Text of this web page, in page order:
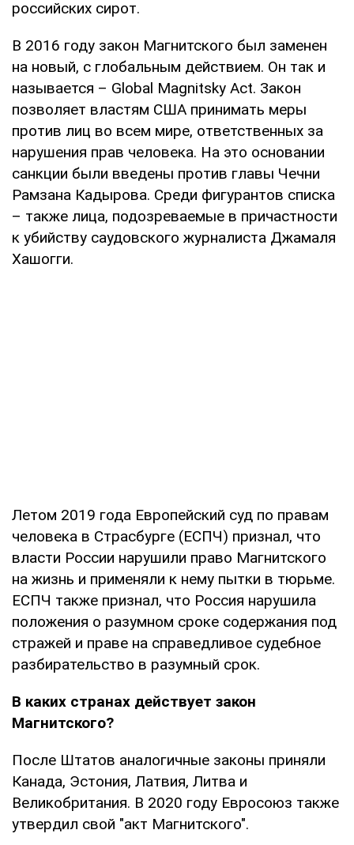
российских сирот.
В 2016 году закон Магнитского был заменен
на новый, с глобальным действием. Он так и
называется – Global Magnitsky Act. Закон
позволяет властям США принимать меры
против лиц во всем мире, ответственных за
нарушения прав человека. На это основании
санкции были введены против главы Чечни
Рамзана Кадырова. Среди фигурантов списка
– также лица, подозреваемые в причастности
к убийству саудовского журналиста Джамаля
Хашогги.
Летом 2019 года Европейский суд по правам
человека в Страсбурге (ЕСПЧ) признал, что
власти России нарушили право Магнитского
на жизнь и применяли к нему пытки в тюрьме.
ЕСПЧ также признал, что Россия нарушила
положения о разумном сроке содержания под
стражей и праве на справедливое судебное
разбирательство в разумный срок.
В каких странах действует закон
Магнитского?
После Штатов аналогичные законы приняли
Канада, Эстония, Латвия, Литва и
Великобритания. В 2020 году Евросоюз также
утвердил свой "акт Магнитского".